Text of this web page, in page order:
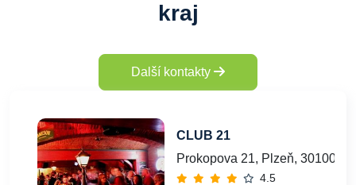
kraj
Další kontakty
CLUB 21
Prokopova 21, Plzeň, 30100
4.5